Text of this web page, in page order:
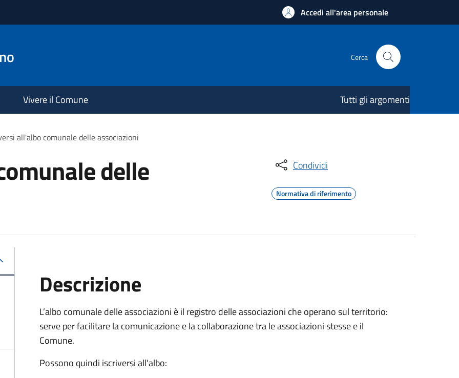
Accedi all'area personale
Cerca
Vivere il Comune Tutti gli argomenti
all'albo comunale delle associazioni
delle Condividi
Normativa di riferimento
Descrizione
L’albo comunale delle associazioni è il registro delle associazioni che operano sul territorio:
serve per facilitare la comunicazione e la collaborazione tra le associazioni stesse e il
Comune.
Possono quindi iscriversi all'albo: